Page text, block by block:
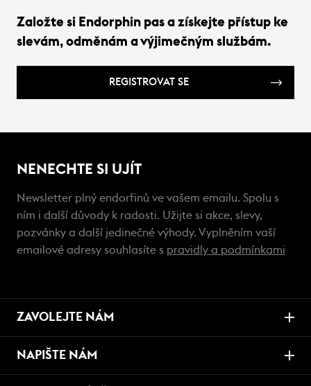
Založte si Endorphin pas a získejte přístup ke
slevám, odměnám a výjimečným službám.
REGISTROVAT SE
NENECHTE SI UJÍT
Newsletter plný endorfinů ve vašem emailu. Spolu s
ním i další důvody k radosti. Užijte si akce, slevy,
pozvánky a další jedinečné výhody. Vyplněním vaší
emailové adresy souhlasíte s pravidly a podmínkami
ZAVOLEJTE NÁM
NAPIŠTE NÁM